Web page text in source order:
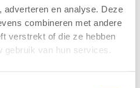
adverteren en analyse. Deze
combineren met andere
verstrekt of die ze hebben
van hun services.